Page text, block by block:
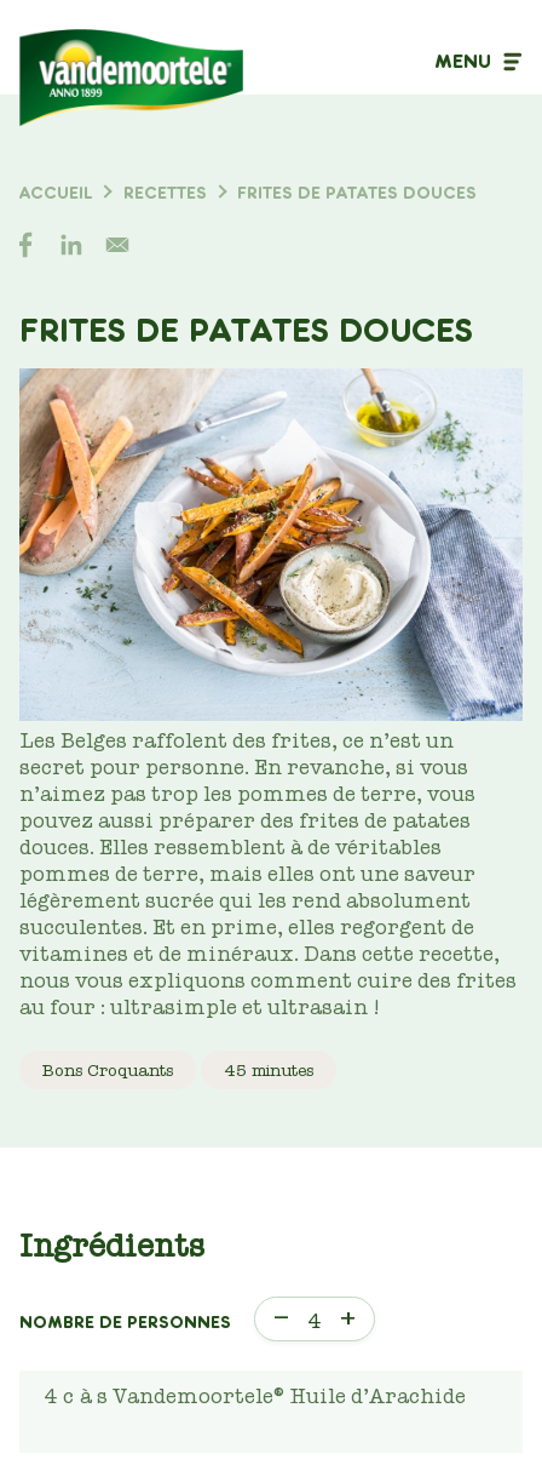
MENU
Type de contenu
FIL
D'ARIANE
ACCUEIL RECETTES FRITES DE PATATES DOUCES
FRITES DE PATATES DOUCES
Les Belges raffolent des frites, ce n’est un
secret pour personne. En revanche, si vous
n’aimez pas trop les pommes de terre, vous
pouvez aussi préparer des frites de patates
douces. Elles ressemblent à de véritables
pommes de terre, mais elles ont une saveur
légèrement sucrée qui les rend absolument
succulentes. Et en prime, elles regorgent de
vitamines et de minéraux. Dans cette recette,
nous vous expliquons comment cuire des frites
au four : ultrasimple et ultrasain !
Bons Croquants 45 minutes
Ingrédients
NOMBRE DE PERSONNES – 4 +
4 c à s Vandemoortele® Huile d’Arachide